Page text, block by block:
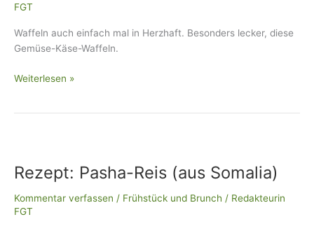
FGT
Waffeln auch einfach mal in Herzhaft. Besonders lecker, diese
Gemüse-Käse-Waffeln.
Weiterlesen »
Rezept: Pasha-Reis (aus Somalia)
Kommentar verfassen / Frühstück und Brunch / Redakteurin
FGT
Reis
Somalia)